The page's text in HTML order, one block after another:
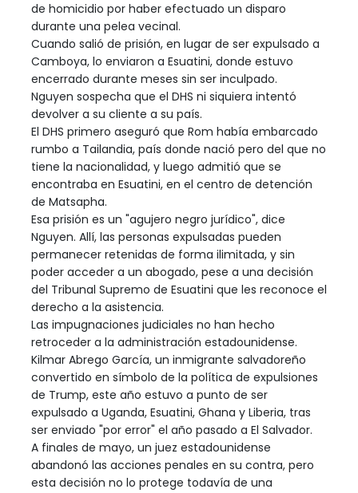
de homicidio por haber efectuado un disparo
durante una pelea vecinal.
Cuando salió de prisión, en lugar de ser expulsado a
Camboya, lo enviaron a Esuatini, donde estuvo
encerrado durante meses sin ser inculpado.
Nguyen sospecha que el DHS ni siquiera intentó
devolver a su cliente a su país.
El DHS primero aseguró que Rom había embarcado
rumbo a Tailandia, país donde nació pero del que no
tiene la nacionalidad, y luego admitió que se
encontraba en Esuatini, en el centro de detención
de Matsapha.
Esa prisión es un "agujero negro jurídico", dice
Nguyen. Allí, las personas expulsadas pueden
permanecer retenidas de forma ilimitada, y sin
poder acceder a un abogado, pese a una decisión
del Tribunal Supremo de Esuatini que les reconoce el
derecho a la asistencia.
Las impugnaciones judiciales no han hecho
retroceder a la administración estadounidense.
Kilmar Abrego García, un inmigrante salvadoreño
convertido en símbolo de la política de expulsiones
de Trump, este año estuvo a punto de ser
expulsado a Uganda, Esuatini, Ghana y Liberia, tras
ser enviado "por error" el año pasado a El Salvador.
A finales de mayo, un juez estadounidense
abandonó las acciones penales en su contra, pero
esta decisión no lo protege todavía de una